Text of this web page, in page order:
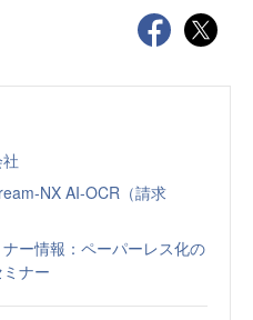
NX AI-OCR（請求
ー情報：ペーパーレス化の
ナー